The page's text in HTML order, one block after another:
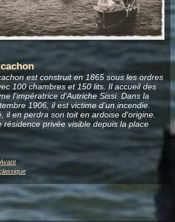
est construit en 1865 sous les ordres
100 chambres et 150 lits. Il accueil des
l'impératrice d'Autriche Sissi. Dans la
1906, il est victime d'un incendie.
il en perdra son toit en ardoise d'origine.
résidence privée visible depuis la place